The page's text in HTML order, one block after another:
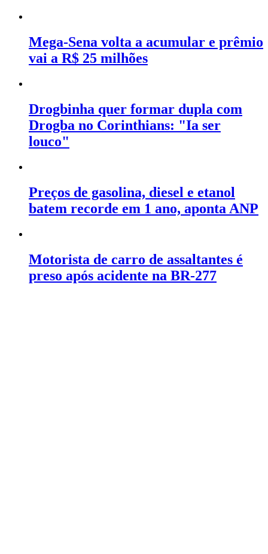
Mega-Sena volta a acumular e prêmio
vai a R$ 25 milhões
Drogbinha quer formar dupla com
Drogba no Corinthians: "Ia ser
louco"
Preços de gasolina, diesel e etanol
batem recorde em 1 ano, aponta ANP
Motorista de carro de assaltantes é
preso após acidente na BR-277